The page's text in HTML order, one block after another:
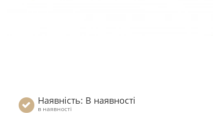
Наявність: В наявності
в наявності